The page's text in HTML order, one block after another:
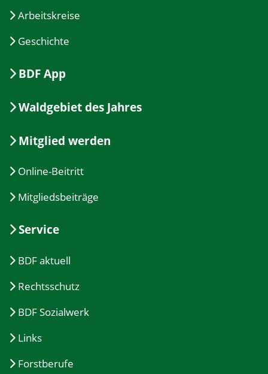
Arbeitskreise
Geschichte
BDF App
Waldgebiet des Jahres
Mitglied werden
Online-Beitritt
Mitgliedsbeiträge
Service
BDF aktuell
Rechtsschutz
BDF Sozialwerk
Links
Forstberufe